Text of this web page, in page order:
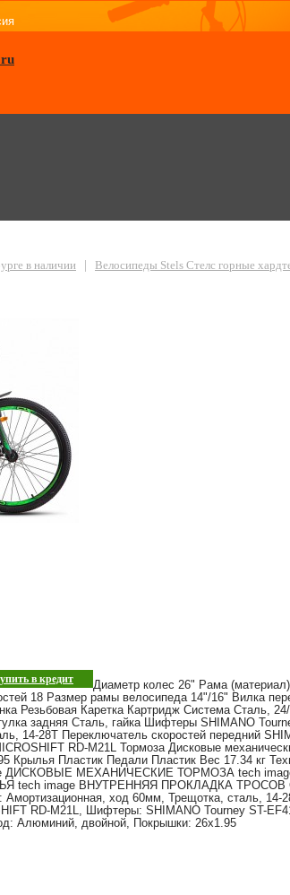
в наличии Велосипеды Stels Стелс горные
в кредит
Диаметр колес 26" Рама
18 Размер рамы велосипеда 14"/16" Вилка
Резьбовая Каретка Картридж Система Сталь,
задняя Сталь, гайка Шифтеры SHIMANO
14-28Т Переключатель скоростей передний
RD-M21L Тормоза Дисковые
Пластик Педали Пластик Вес 17.34 кг
ДИСКОВЫЕ МЕХАНИЧЕСКИЕ ТОРМОЗА tech
image ВНУТРЕННЯЯ ПРОКЛАДКА ТРОСОВ
ход 60мм, Трещотка, сталь, 14-
RD-M21L, Шифтеры: SHIMANO Tourney ST-
Алюминий, двойной, Покрышки: 26x1.95